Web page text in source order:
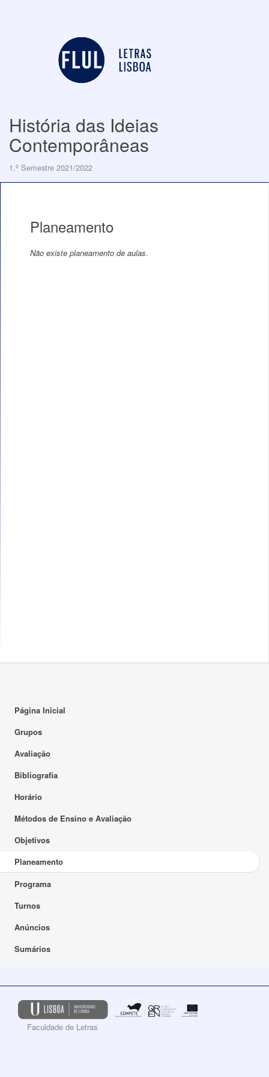
História das Ideias
Contemporâneas
1.º Semestre 2021/2022
Planeamento
Não existe planeamento de aulas.
Página Inicial
Grupos
Avaliação
Bibliografia
Horário
Métodos de Ensino e Avaliação
Objetivos
Planeamento
Programa
Turnos
Anúncios
Sumários
Faculdade de Letras